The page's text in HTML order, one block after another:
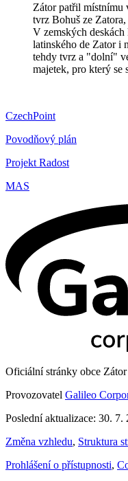
Zátor patřil místnímu
tvrz Bohuš ze
V zemských
latinského de Zator i
tehdy tvrz a "dolní"
majetek, pro který se
CzechPoint
Povodňový plán
Projekt Radost
MAS
Oficiální stránky obce
Provozovatel Galileo
Poslední aktualizace: 30. 7.
Změna vzhledu, Struktura
Prohlášení o přístupnosti,